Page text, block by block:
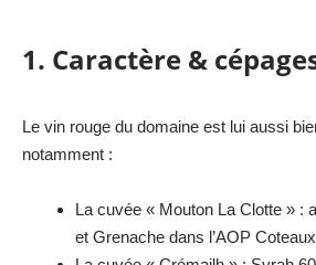
1. Caractère &
Le vin rouge du domaine est lui aussi
notamment :
La cuvée « Mouton La Clotte » :
et Grenache dans l’AOP